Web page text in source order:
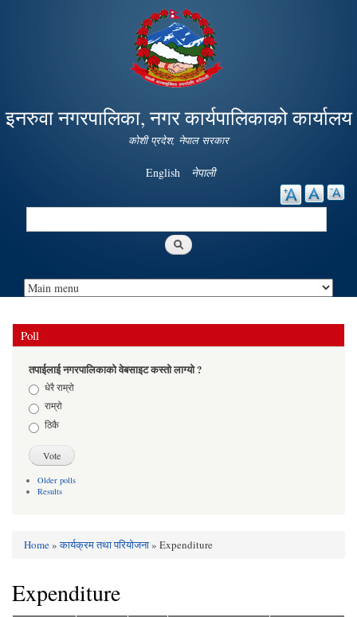
Skip to
main
content
इनरुवा नगरपालिका, नगर कार्यपालिकाको कार्यालय
कोशी प्रदेश, नेपाल सरकार
English नेपाली
Search
Poll
तपाईलाई नगरपालिकाको वेबसाइट कस्तो लाग्यो ?
Choicesधेरै राम्रो
राम्रो
ठिकै
Older polls
Results
You are here
Home»कार्यक्रम तथा परियोजना» Expenditure
Expenditure